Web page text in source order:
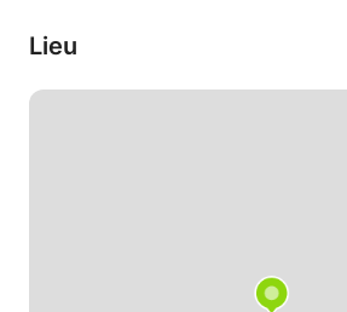
apprendre naturellement la langue
Donner des cours particuliers
domicile dans le passé. Cette
aux difficultés de chacun. Chaque
Au plaisir d’échanger avec vous
Lieu